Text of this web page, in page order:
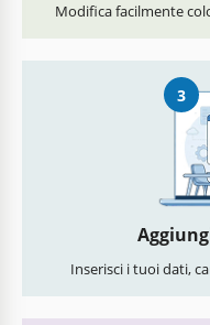
Modifica facilmente
3
Inserisci i tuoi dati,